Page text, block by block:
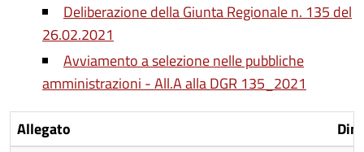
Deliberazione della Giunta Regionale n. 135 del
26.02.2021
Avviamento a selezione nelle pubbliche
amministrazioni - All.A alla DGR 135_2021
Allegato